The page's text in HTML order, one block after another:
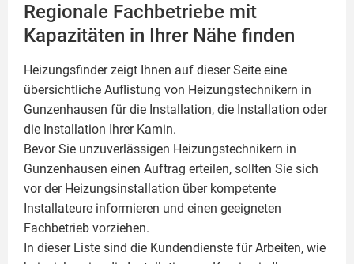
Regionale Fachbetriebe mit
Kapazitäten in Ihrer Nähe finden
Heizungsfinder zeigt Ihnen auf dieser Seite eine
übersichtliche Auflistung von Heizungstechnikern in
Gunzenhausen für die Installation, die Installation oder
die Installation Ihrer Kamin.
Bevor Sie unzuverlässigen Heizungstechnikern in
Gunzenhausen einen Auftrag erteilen, sollten Sie sich
vor der Heizungsinstallation über kompetente
Installateure informieren und einen geeigneten
Fachbetrieb vorziehen.
In dieser Liste sind die Kundendienste für Arbeiten, wie